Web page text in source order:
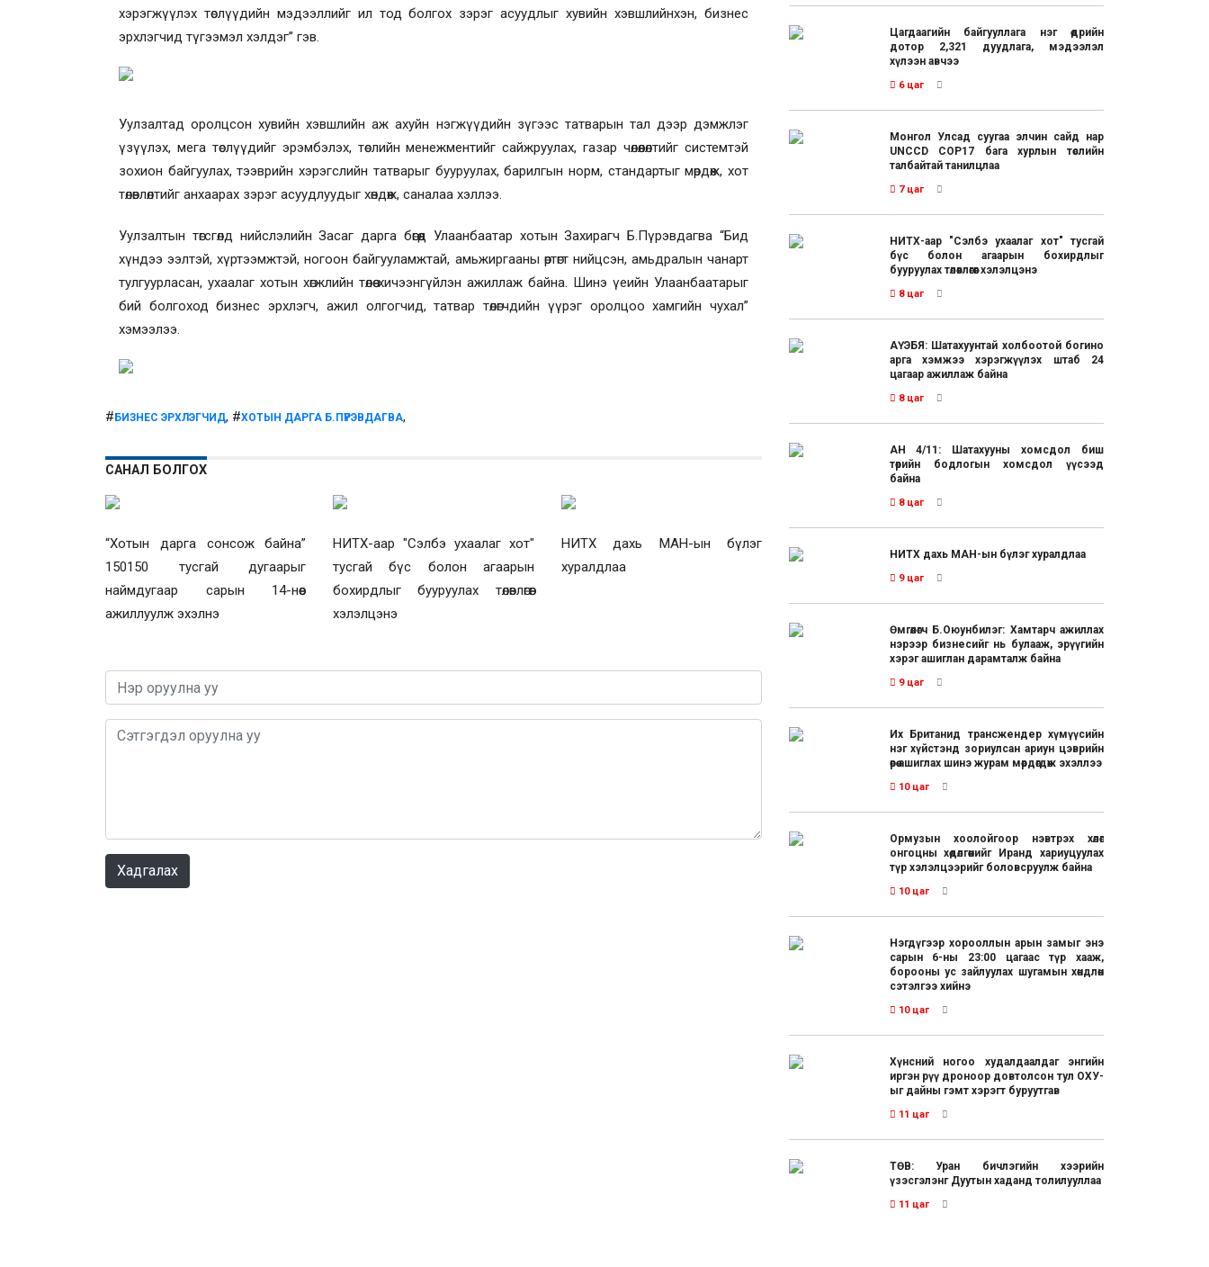
хэрэгжүүлэх төслүүдийн мэдээллийг ил тод болгох зэрэг асуудлыг хувийн хэвшлийнхэн, бизнес
эрхлэгчид түгээмэл хэлдэг” гэв.
Уулзалтад оролцсон хувийн хэвшлийн аж ахуйн нэгжүүдийн зүгээс татварын тал дээр дэмжлэг
үзүүлэх, мега төслүүдийг эрэмбэлэх, төслийн менежментийг сайжруулах, газар чөлөөлөлтийг системтэй
зохион байгуулах, тээврийн хэрэгслийн татварыг бууруулах, барилгын норм, стандартыг мөрдөж, хот
төлөвлөлтийг анхаарах зэрэг асуудлуудыг хөндөж, саналаа хэллээ.
Уулзалтын төгсгөлд нийслэлийн Засаг дарга бөгөөд Улаанбаатар хотын Захирагч Б.Пүрэвдагва “Бид
хүндээ ээлтэй, хүртээмжтэй, ногоон байгууламжтай, амьжиргааны өртөгт нийцсэн, амьдралын чанарт
тулгуурласан, ухаалаг хотын хөгжлийн төлөө хичээнгүйлэн ажиллаж байна. Шинэ үеийн Улаанбаатарыг
бий болгоход бизнес эрхлэгч, ажил олгогчид, татвар төлөгчдийн үүрэг оролцоо хамгийн чухал”
хэмээлээ.
# БИЗНЕС ЭРХЛЭГЧИД, #ХОТЫН ДАРГА Б.ПҮРЭВДАГВА,
САНАЛ БОЛГОХ
“Хотын дарга сонсож байна”
150150 тусгай дугаарыг
наймдугаар сарын 14-нөөс
ажиллуулж эхэлнэ
НИТХ-аар "Сэлбэ ухаалаг хот"
тусгай бүс болон агаарын
бохирдлыг бууруулах төлөвлөгөөг
хэлэлцэнэ
НИТХ дахь МАН-ын бүлэг
хуралдлаа
Хадгалах
Цагдаагийн байгууллага нэг өдрийн
дотор 2,321 дуудлага, мэдээлэл
хүлээн авчээ
6 цаг
Монгол Улсад суугаа элчин сайд нар
UNCCD COP17 бага хурлын төслийн
талбайтай танилцлаа
7 цаг
НИТХ-аар "Сэлбэ ухаалаг хот" тусгай
бүс болон агаарын бохирдлыг
бууруулах төлөвлөгөөг хэлэлцэнэ
8 цаг
АҮЭБЯ: Шатахуунтай холбоотой богино
арга хэмжээ хэрэгжүүлэх штаб 24
цагаар ажиллаж байна
8 цаг
АН 4/11: Шатахууны хомсдол биш
төрийн бодлогын хомсдол үүсээд
байна
8 цаг
НИТХ дахь МАН-ын бүлэг хуралдлаа
9 цаг
Өмгөөлөгч Б.Оюунбилэг: Хамтарч ажиллах
нэрээр бизнесийг нь булааж, эрүүгийн
хэрэг ашиглан дарамталж байна
9 цаг
Их Британид трансжендер хүмүүсийн
нэг хүйстэнд зориулсан ариун цэврийн
өрөө ашиглах шинэ журам мөрдөгдөж эхэллээ
10 цаг
Ормузын хоолойгоор нэвтрэх хөлөг
онгоцны хөдөлгөөнийг Иранд хариуцуулах
түр хэлэлцээрийг боловсруулж байна
10 цаг
Нэгдүгээр хорооллын арын замыг энэ
сарын 6-ны 23:00 цагаас түр хааж,
борооны ус зайлуулах шугамын хөндлөн
сэтэлгээ хийнэ
10 цаг
Хүнсний ногоо худалдаалдаг энгийн
иргэн рүү дроноор довтолсон тул ОХУ-
ыг дайны гэмт хэрэгт буруутгав
11 цаг
ТӨВ: Уран бичлэгийн хээрийн
үзэсгэлэнг Дуутын хаданд толилууллаа
11 цаг